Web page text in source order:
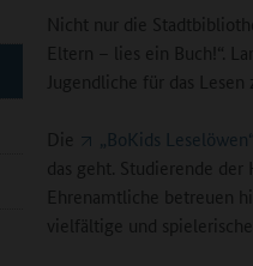
Nicht nur die
Eltern – lies ein Buch!“.
Jugendliche für das
Die „BoKids Leselöwen“
das geht. Studierende
Ehrenamtliche betreuen
vielfältige und